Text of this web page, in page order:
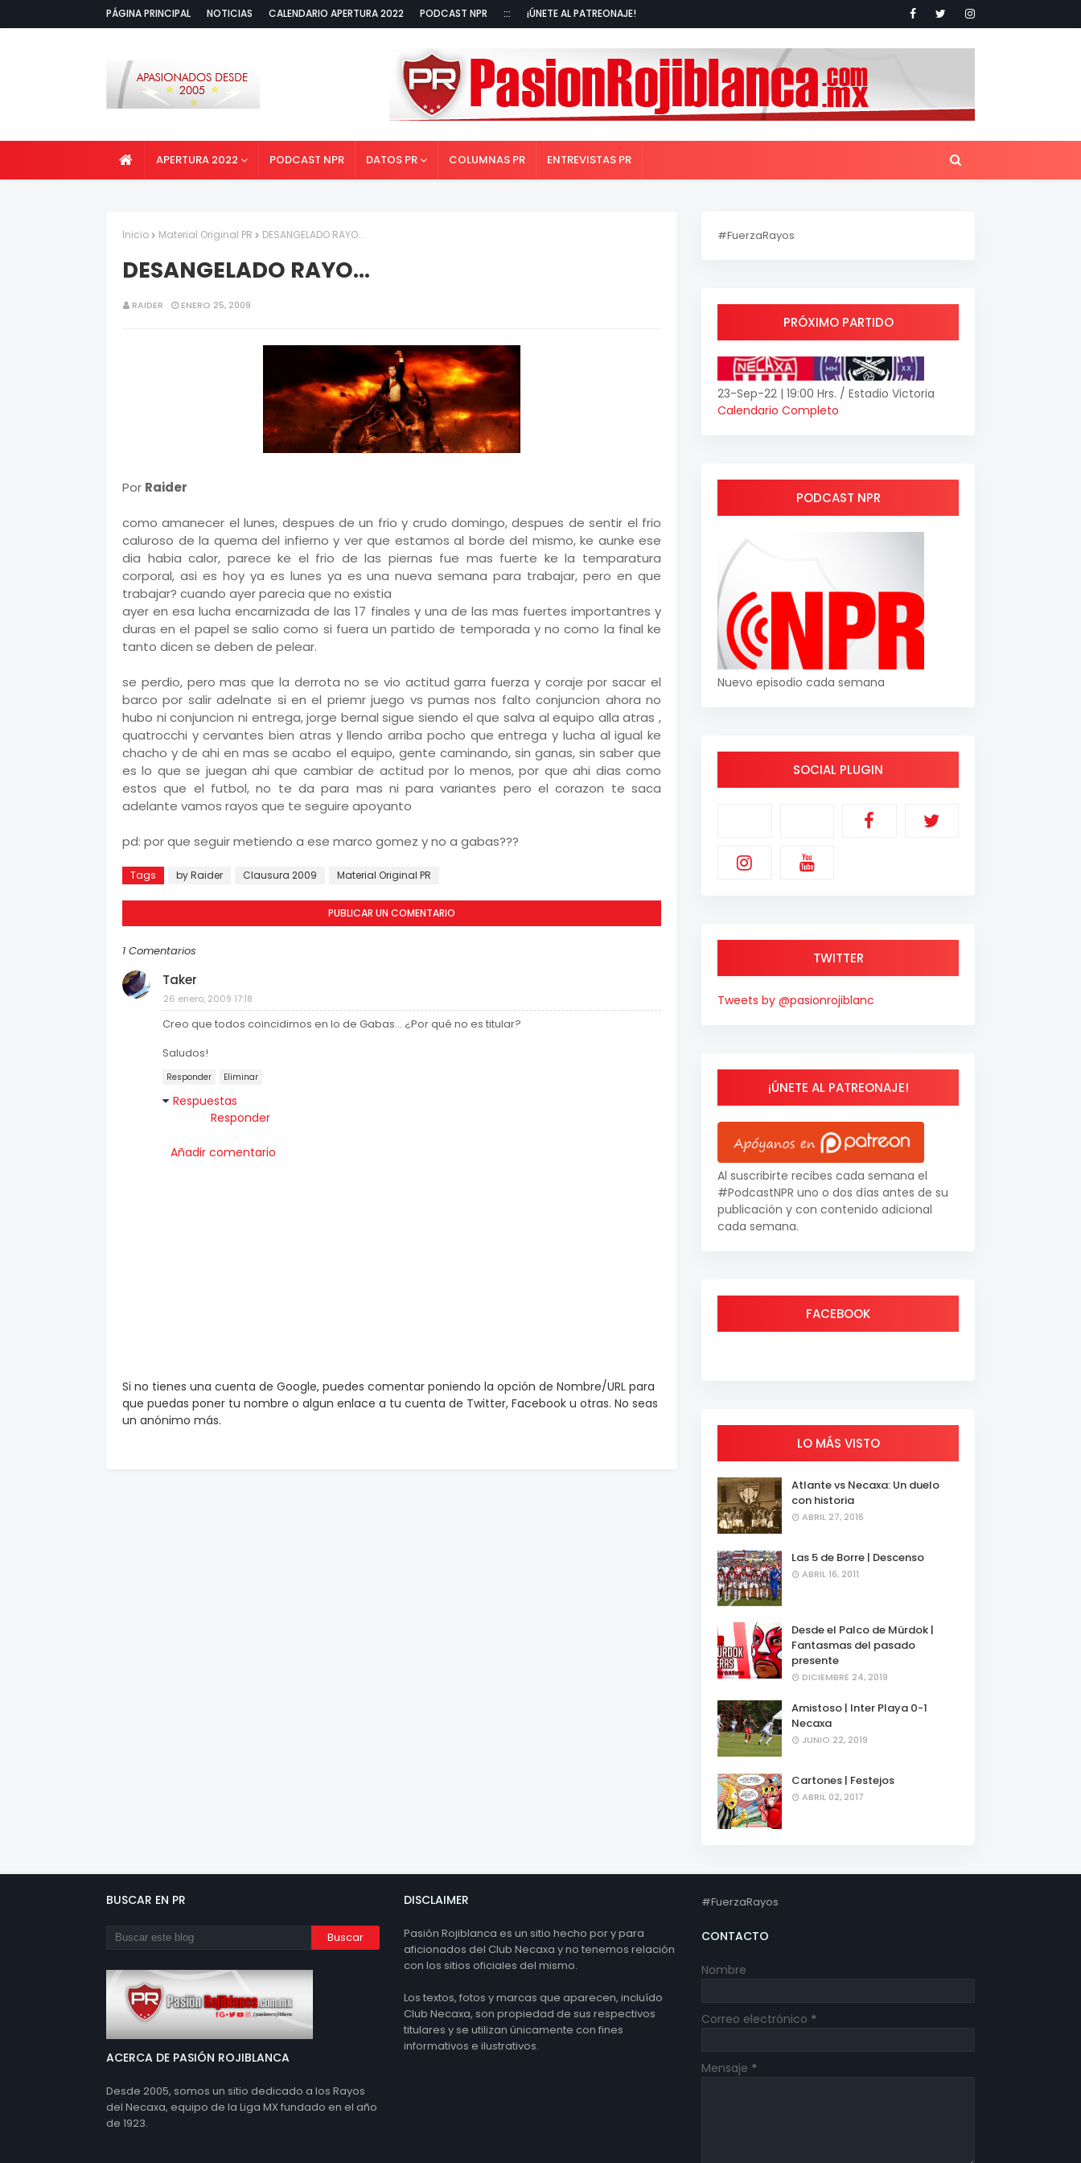
PÁGINA PRINCIPAL NOTICIAS CALENDARIO APERTURA 2022 PODCAST NPR ::: ¡ÚNETE AL PATREONAJE!
APERTURA 2022 PODCAST NPR DATOS PR COLUMNAS PR ENTREVISTAS PR
Inicio Material Original PR DESANGELADO RAYO...
DESANGELADO RAYO...
RAIDER ENERO 25, 2009
Por Raider
como amanecer el lunes, despues de un frio y crudo domingo, despues de sentir el frio
caluroso de la quema del infierno y ver que estamos al borde del mismo, ke aunke ese
dia habia calor, parece ke el frio de las piernas fue mas fuerte ke la temparatura
corporal, asi es hoy ya es lunes ya es una nueva semana para trabajar, pero en que
trabajar? cuando ayer parecia que no existia
ayer en esa lucha encarnizada de las 17 finales y una de las mas fuertes importantres y
duras en el papel se salio como si fuera un partido de temporada y no como la final ke
tanto dicen se deben de pelear.
se perdio, pero mas que la derrota no se vio actitud garra fuerza y coraje por sacar el
barco por salir adelnate si en el priemr juego vs pumas nos falto conjuncion ahora no
hubo ni conjuncion ni entrega, jorge bernal sigue siendo el que salva al equipo alla atras ,
quatrocchi y cervantes bien atras y llendo arriba pocho que entrega y lucha al igual ke
chacho y de ahi en mas se acabo el equipo, gente caminando, sin ganas, sin saber que
es lo que se juegan ahi que cambiar de actitud por lo menos, por que ahi dias como
estos que el futbol, no te da para mas ni para variantes pero el corazon te saca
adelante vamos rayos que te seguire apoyanto
pd: por que seguir metiendo a ese marco gomez y no a gabas???
Tags by Raider Clausura 2009 Material Original PR
PUBLICAR UN COMENTARIO
1 Comentarios
Taker
26 enero, 2009 17:18
Creo que todos coincidimos en lo de Gabas... ¿Por qué no es titular?
Saludos!
Responder Eliminar
Respuestas
Responder
Añadir comentario
Si no tienes una cuenta de Google, puedes comentar poniendo la opción de Nombre/URL para
que puedas poner tu nombre o algun enlace a tu cuenta de Twitter, Facebook u otras. No seas
un anónimo más.
#FuerzaRayos
PRÓXIMO PARTIDO
23-Sep-22 | 19:00 Hrs. / Estadio Victoria
Calendario Completo
PODCAST NPR
Nuevo episodio cada semana
SOCIAL PLUGIN
TWITTER
Tweets by @pasionrojiblanc
¡ÚNETE AL PATREONAJE!
Al suscribirte recibes cada semana el
#PodcastNPR uno o dos días antes de su
publicación y con contenido adicional
cada semana.
FACEBOOK
LO MÁS VISTO
Atlante vs Necaxa: Un duelo
con historia
ABRIL 27, 2016
Las 5 de Borre | Descenso
ABRIL 16, 2011
Desde el Palco de Mürdok |
Fantasmas del pasado
presente
DICIEMBRE 24, 2019
Amistoso | Inter Playa 0-1
Necaxa
JUNIO 22, 2019
Cartones | Festejos
ABRIL 02, 2017
BUSCAR EN PR
ACERCA DE PASIÓN ROJIBLANCA
Desde 2005, somos un sitio dedicado a los Rayos
del Necaxa, equipo de la Liga MX fundado en el año
de 1923.
DISCLAIMER
Pasión Rojiblanca es un sitio hecho por y para
aficionados del Club Necaxa y no tenemos relación
con los sitios oficiales del mismo.
Los textos, fotos y marcas que aparecen, incluído
Club Necaxa, son propiedad de sus respectivos
titulares y se utilizan únicamente con fines
informativos e ilustrativos.
#FuerzaRayos
CONTACTO
Nombre
Correo electrónico *
Mensaje *